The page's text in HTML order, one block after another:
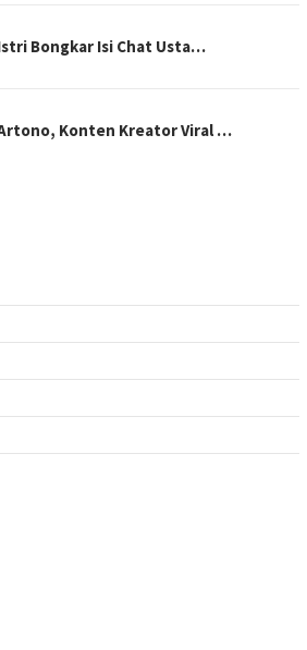
Bongkar Isi Chat Usta…
Konten Kreator Viral …